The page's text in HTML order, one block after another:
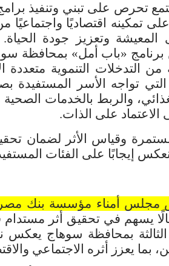
تحرص على تبني وتنفيذ برامج
تمكينه اقتصاديًا واجتماعيًا
وتعزيز جودة
برنامج «باب أمل» بمحافظة
التدخلات التنموية متعددة
التي تواجه الأسر
والربط بالخدمات الصحية
الاعتماد على الذات.
وقياس الأثر لضمان
إيجابًا على الفئات
مجلس أمناء مؤسسة بنك مصر
يسهم في تحقيق أثر مستدام
بمحافظة سوهاج يعكس
يعزز أثره الاجتماعي